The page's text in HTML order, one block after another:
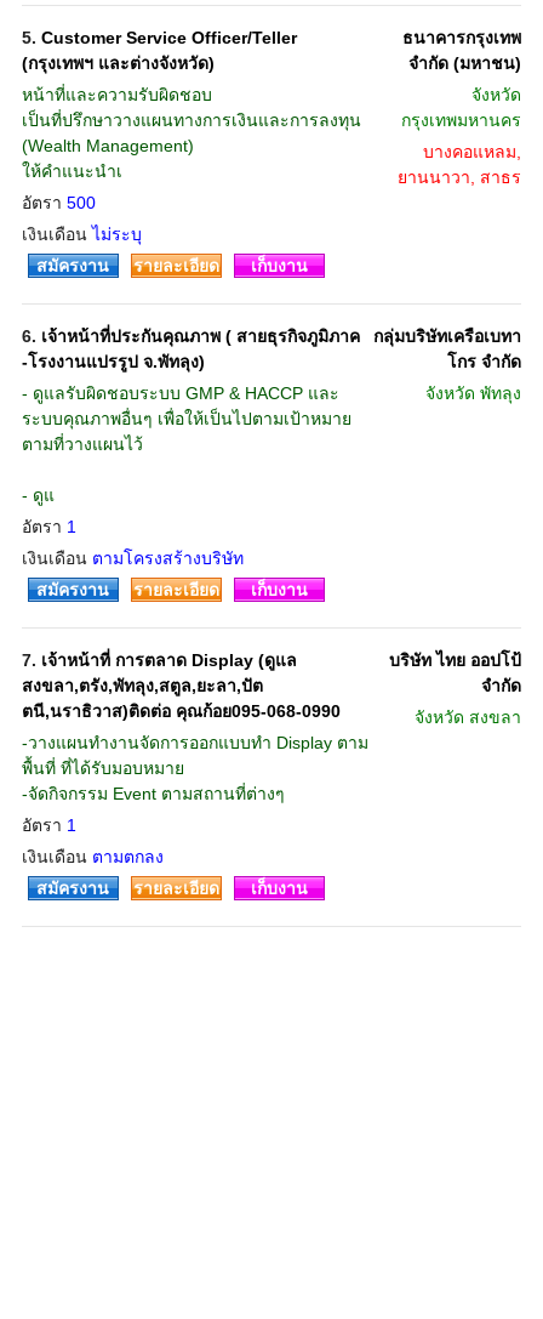
5. Customer Service Officer/Teller
(กรุงเทพฯ และต่างจังหวัด)
หน้าที่และความรับผิดชอบ
เป็นที่ปรึกษาวางแผนทางการเงินและการลงทุน
(Wealth Management)
ให้คำแนะนำเ
อัตรา 500
เงินเดือนไม่ระบุ
ธนาคารกรุงเทพ
จำกัด (มหาชน)
จังหวัด
กรุงเทพมหานคร
บางคอแหลม,
ยานนาวา, สาธร
สมัครงาน รายละเอียด เก็บงาน
6. เจ้าหน้าที่ประกันคุณภาพ ( สายธุรกิจภูมิภาค
-โรงงานแปรรูป จ.พัทลุง)
- ดูแลรับผิดชอบระบบ GMP & HACCP และ
ระบบคุณภาพอื่นๆ เพื่อให้เป็นไปตามเป้าหมาย
ตามที่วางแผนไว้
- ดูแ
อัตรา 1
เงินเดือน ตามโครงสร้างบริษัท
กลุ่มบริษัทเครือเบทา
โกร จำกัด
จังหวัด พัทลุง
สมัครงาน รายละเอียด เก็บงาน
7. เจ้าหน้าที่ การตลาด Display (ดูแล
สงขลา,ตรัง,พัทลุง,สตูล,ยะลา,ปัต
ตนี,นราธิวาส)ติดต่อ คุณก้อย095-068-0990
-วางแผนทำงานจัดการออกแบบทำ Display ตาม
พื้นที่ ที่ได้รับมอบหมาย
-จัดกิจกรรม Event ตามสถานที่ต่างๆ
อัตรา 1
เงินเดือน ตามตกลง
บริษัท ไทย ออปโป้
จำกัด
จังหวัด สงขลา
สมัครงาน รายละเอียด เก็บงาน